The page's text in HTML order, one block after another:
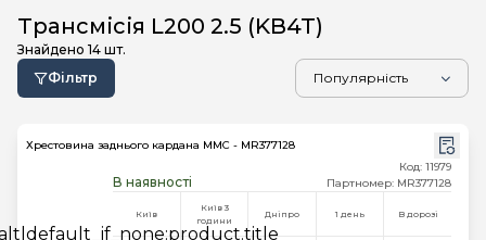
Трансмісія L200 2.5 (KB4T)
Знайдено 14 шт.
Фільтр
Хрестовина заднього кардана MMC - MR377128
В наявності
Код: 11979
Партномер: MR377128
Київ
Київ 3
години
Дніпро 1 день В дорозі